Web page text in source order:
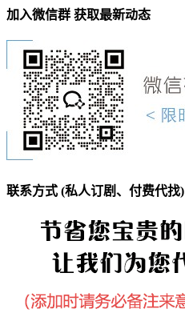
加入微信群 获取最新动态
联系方式 (私人订剧、付费代找)